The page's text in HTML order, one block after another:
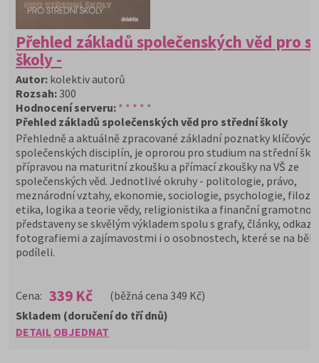
Přehled základů společenských věd pro
školy -
Autor: kolektiv autorů
Rozsah: 300
Hodnocení serveru: * * * * *
Přehled základů společenských věd pro střední školy
Přehledně a aktuálně zpracované základní poznatky klíčových
společenských disciplín, je oprorou pro studium na střední
přípravou na maturitní zkoušku a přímací zkoušky na VŠ ze
společenských věd. Jednotlivé okruhy - politologie, právo,
meznárodní vztahy, ekonomie, sociologie, psychologie,
etika, logika a teorie vědy, religionistika a finanční
představeny se skvělým výkladem spolu s grafy, články, odkazy,
fotografiemi a zajímavostmi i o osobnostech, které se na
podíleli.
Cena: 339 Kč (běžná cena 349 Kč)
DETAIL OBJEDNAT
Skladem (doručení do tří dnů)